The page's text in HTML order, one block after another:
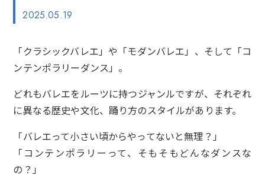
2025.05.19
「クラシックバレエ」や「モダンバレエ」、そして「コ
ンテンポラリーダンス」。
どれもバレエをルーツに持つジャンルですが、それぞれ
に異なる歴史や文化、踊り方のスタイルがあります。
「バレエって小さい頃からやってないと無理？」
「コンテンポラリーって、そもそもどんなダンスな
の？」